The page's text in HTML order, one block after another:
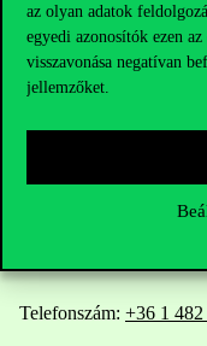
az olyan adatok
egyedi azonosítók ezen
visszavonása negatívan
jellemzőket.
Telefonszám: +36 1